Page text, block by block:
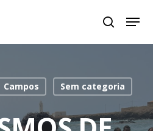
ESC to close
Campos Sem categoria